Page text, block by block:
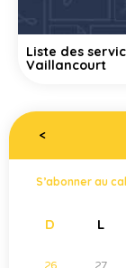
Liste des
Vaillancourt
<
S’abonner au
D L